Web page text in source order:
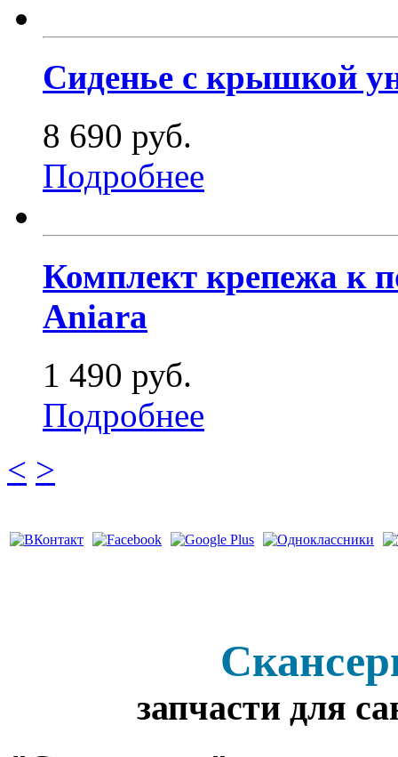
Сиденье с крышкой
8 690 руб.
Подробнее
Комплект крепежа к
Aniara
1 490 руб.
Подробнее
< >
запчасти для